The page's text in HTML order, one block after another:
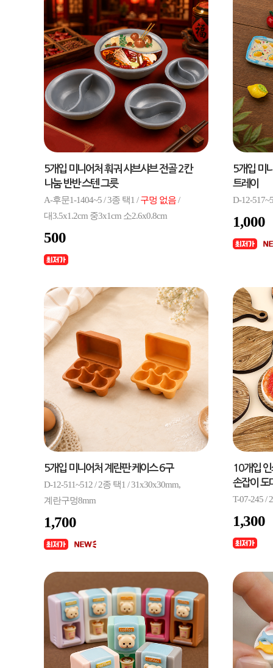
5개입 미니어처 훠궈 샤브샤브 전골 2칸
나눔 반반 스텐 그릇
A-후문1-1404~5 / 3종 택1 /구멍 없음/
대3.5x1.2cm 중3x1cm 소2.6x0.8cm
500
5개입 미
트레이
D-12-
1,000
5개입 미니어처 계란판 케이스 6구
D-12-511~512 / 2종 택1 / 31x30x30mm,
계란구멍8mm
1,700
10개입
손잡이 도
T-07-245 /
1,300